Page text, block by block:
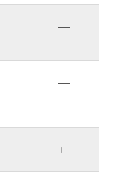
—
—
+